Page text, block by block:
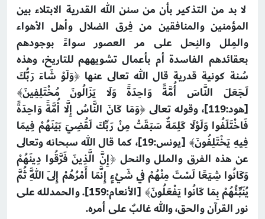
لا بد من التذكير بأن من سنن الله القدرية الابتلاء بين
المؤمنين والمنافقين من فِرق الضلال وأهل الأهواء
والمِلل والنِحل على مر العصور سواءً بوجودهم
بعقائدهم الفاسدة أم بأعمال تشويههم للتاريخ، وهذه
سُنة كونية قدرية قال الله تعالى عنها ﴿وَلَوْ شَاءَ رَبُّكَ
لَجَعَلَ النَّاسَ أُمَّةً وَاحِدَةً وَلَا يَزَالُونَ مُخْتَلِفِينَ﴾
[هود:119]
، وقوله تعالى ﴿وَمَا كَانَ النَّاسُ إِلَّا أُمَّةً وَاحِدَةً
فَاخْتَلَفُوا وَلَوْلَا كَلِمَةٌ سَبَقَتْ مِنْ رَبِّكَ لَقُضِيَ بَيْنَهُمْ فِيمَا
فِيهِ يَخْتَلِفُونَ﴾ [يونس:19]
، كما قال الله سبحانه وتعالى
عن هذه الفرق والملل والنحل ﴿إِنَّ الَّذِينَ فَرَّقُوا دِينَهُمْ
وَكَانُوا شِيَعًا لَسْتَ مِنْهُمْ فِي شَيْءٍ إِنَّمَا أَمْرُهُمْ إِلَى اللَّهِ ثُمَّ
يُنَبِّئُهُمْ بِمَا كَانُوا يَفْعَلُونَ﴾ [الأنعام:159]
. والحمدلله على
نور القرآن والحق، والله غالبٌ على أمره.